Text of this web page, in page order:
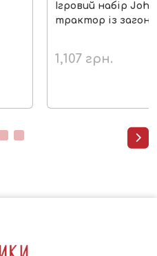
Ігровий набір
трактор із
1,107грн.
